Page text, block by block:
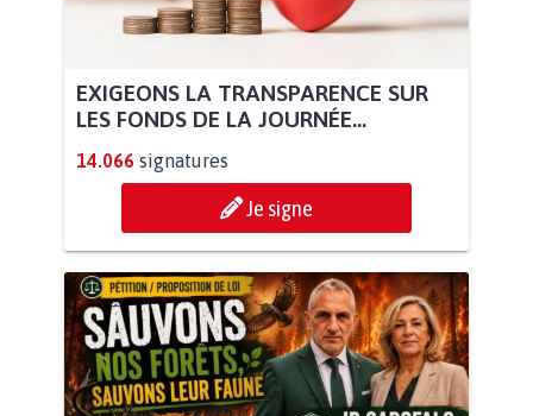
EXIGEONS LA TRANSPARENCE SUR
LES FONDS DE LA JOURNÉE...
14.066 signatures
Je signe